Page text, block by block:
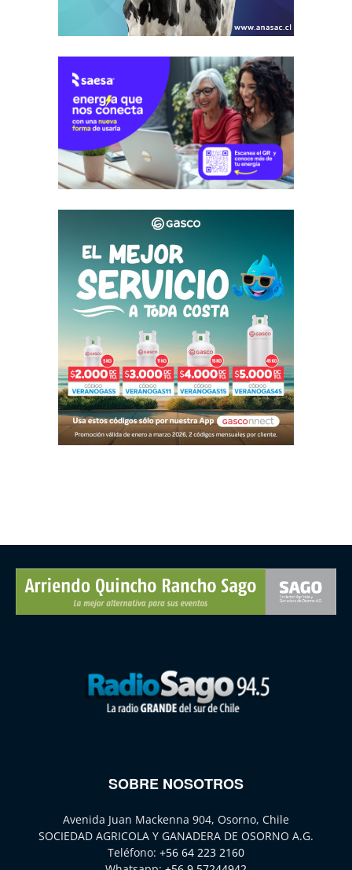
SOBRE NOSOTROS
Avenida Juan Mackenna 904, Osorno, Chile
SOCIEDAD AGRICOLA Y GANADERA DE OSORNO A.G.
Teléfono: +56 64 223 2160